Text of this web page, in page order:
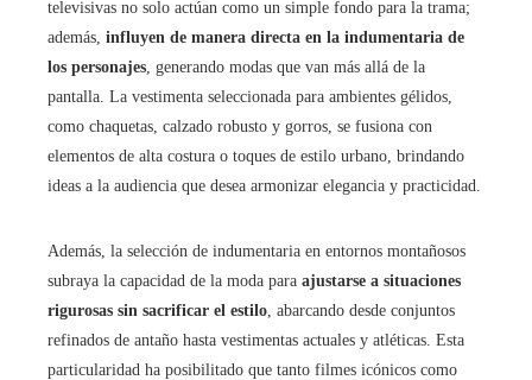
televisivas no solo actúan como un simple fondo para la trama;
además, influyen de manera directa en la indumentaria de
los personajes , generando modas que van más allá de la
pantalla. La vestimenta seleccionada para ambientes gélidos,
como chaquetas, calzado robusto y gorros, se fusiona con
elementos de alta costura o toques de estilo urbano, brindando
ideas a la audiencia que desea armonizar elegancia y practicidad.
Además, la selección de indumentaria en entornos montañosos
subraya la capacidad de la moda para ajustarse a situaciones
rigurosas sin sacrificar el estilo , abarcando desde conjuntos
refinados de antaño hasta vestimentas actuales y atléticas. Esta
particularidad ha posibilitado que tanto filmes icónicos como